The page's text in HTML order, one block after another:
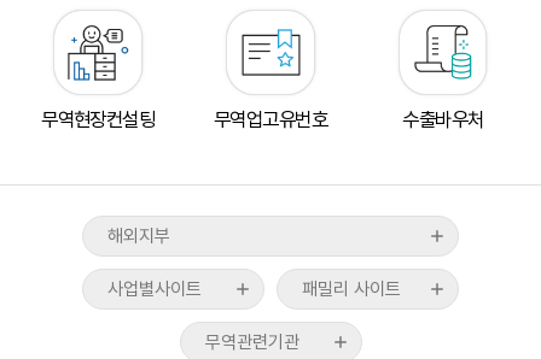
무역현장컨설팅 무역업고유번호 수출바우처
해외지부
뉴욕지부
워싱턴지부
베이징지부
브뤼셀지부
호치민지부
뉴델리지부
자카르타지부
사업별사이트
tradeKorea
TradePro
KITA멤버십서비스
무역아카데미
국제무역통상연구원
스타트업브랜치
수출입물류포털
패밀리 사이트
WTC Seoul
CALT
COEX
무역관련기관
산업통상부
기획재정부
관세청
외교부
중소벤처기업부
무역위원회